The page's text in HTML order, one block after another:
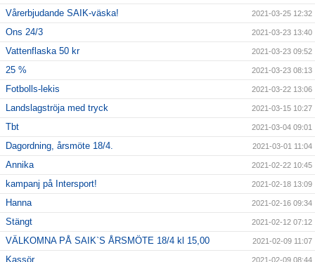
Vårerbjudande SAIK-väska! 2021-03-25 12:32
Ons 24/3 2021-03-23 13:40
Vattenflaska 50 kr 2021-03-23 09:52
25 % 2021-03-23 08:13
Fotbolls-lekis 2021-03-22 13:06
Landslagströja med tryck 2021-03-15 10:27
Tbt 2021-03-04 09:01
Dagordning, årsmöte 18/4. 2021-03-01 11:04
Annika 2021-02-22 10:45
kampanj på Intersport! 2021-02-18 13:09
Hanna 2021-02-16 09:34
Stängt 2021-02-12 07:12
VÄLKOMNA PÅ SAIK`S ÅRSMÖTE 18/4 kl 15,00 2021-02-09 11:07
Kassör 2021-02-09 08:44